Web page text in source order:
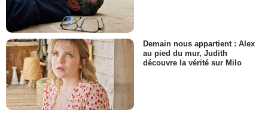
Demain nous appartient : Alex
au pied du mur, Judith
découvre la vérité sur Milo